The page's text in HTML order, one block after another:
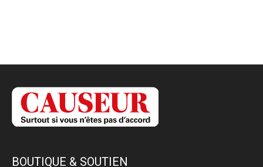
BOUTIQUE & SOUTIEN